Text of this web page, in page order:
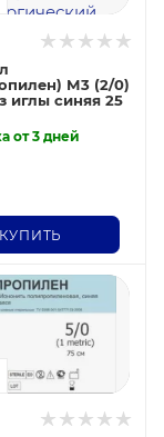
М3 (2/0)
иглы синяя 25
от 3 дней
КУПИТЬ